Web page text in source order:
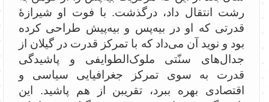
رشت انتقال داد، درگذشت. با فوت او شیرازۀ
قدرتی که او در بیه‌پس و بیه‌پیش طراحی کرده
بود و نوید آن می‌داد که با تمرکز قدرت در گیلان از
جدال‌های سنّتی ملوک‌الطوایفی و پاشیدگی
قدرت به سوی تمرکز جغرافیایی سیاسی و
اقتصادی بهره ببرد، تقریبن از هم پاشید. این